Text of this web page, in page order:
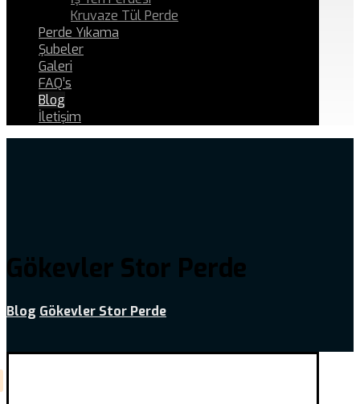
Kruvaze Tül Perde
Perde Yıkama
Şubeler
Galeri
FAQ’s
Blog
İletişim
Gökevler Stor Perde
Blog Gökevler Stor Perde